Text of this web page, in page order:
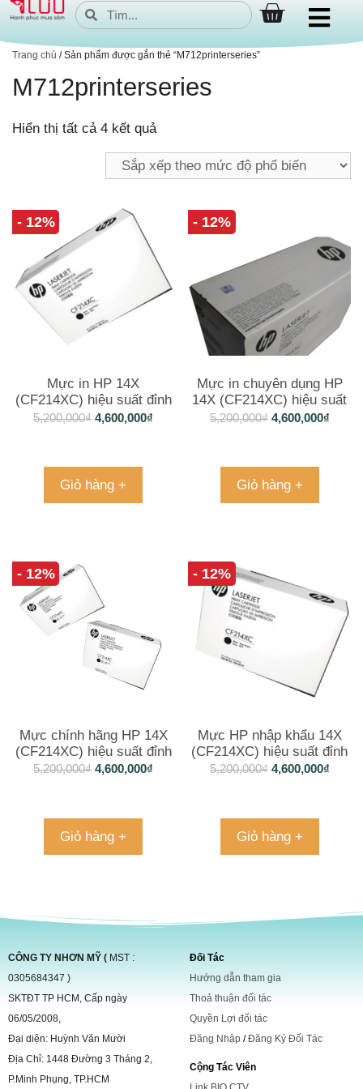
Trang chủ / Sản phẩm được gắn thẻ “M712printerseries”
M712printerseries
Hiển thị tất cả 4 kết quả
- 12%
Mực in HP 14X
(CF214XC) hiệu suất đỉnh
cao
5,200,000₫ 4,600,000₫
Giỏ hàng +
- 12%
Mực in chuyên dụng HP
14X (CF214XC) hiệu suất
đỉnh cao
5,200,000₫ 4,600,000₫
Giỏ hàng +
- 12%
Mực chính hãng HP 14X
(CF214XC) hiệu suất đỉnh
cao
5,200,000₫ 4,600,000₫
Giỏ hàng +
- 12%
Mực HP nhập khẩu 14X
(CF214XC) hiệu suất đỉnh
cao
5,200,000₫ 4,600,000₫
Giỏ hàng +
CÔNG TY NHƠN MỸ ( MST :
0305684347 )
SKTĐT TP HCM, Cấp ngày
06/05/2008,
Đại diện: Huỳnh Văn Mười
Địa Chỉ: 1448 Đường 3 Tháng 2,
P.Minh Phụng, TP.HCM
Đối Tác
Hướng dẫn tham gia
Thoả thuận đối tác
Quyền Lợi đối tác
Đăng Nhập /Đăng Ký Đối Tác
Cộng Tác Viên